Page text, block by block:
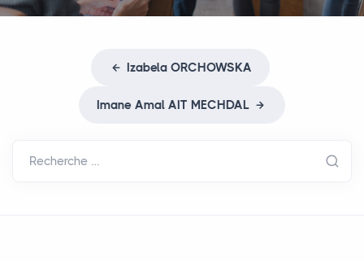
Izabela ORCHOWSKA
Imane Amal AIT MECHDAL
Recherche …